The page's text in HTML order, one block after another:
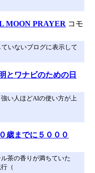
MOON PRAYER コモ
いないブログに表示して
とワナビのための日
い人ほどAIの使い方が上
０歳までに５０００
茶の香りが満ちていた
（